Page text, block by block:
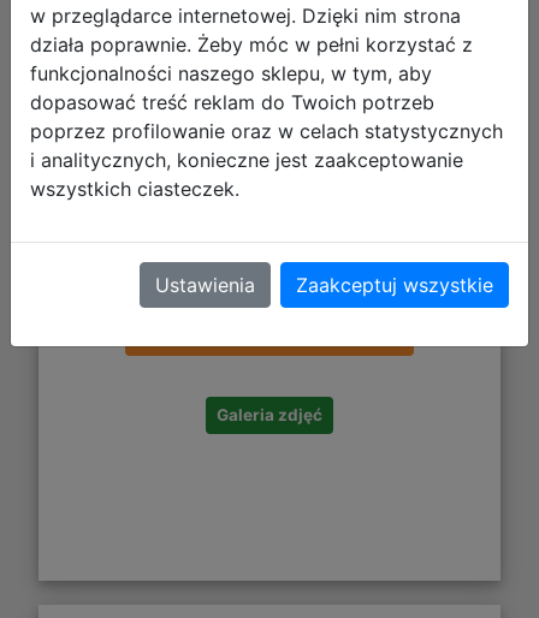
17,64 zł
Galeria zdjęć
w przeglądarce internetowej. Dzięki nim strona
działa poprawnie. Żeby móc w pełni korzystać z
funkcjonalności naszego sklepu, w tym, aby
dopasować treść reklam do Twoich potrzeb
poprzez profilowanie oraz w celach statystycznych
i analitycznych, konieczne jest zaakceptowanie
wszystkich ciasteczek.
Ustawienia Zaakceptuj wszystkie